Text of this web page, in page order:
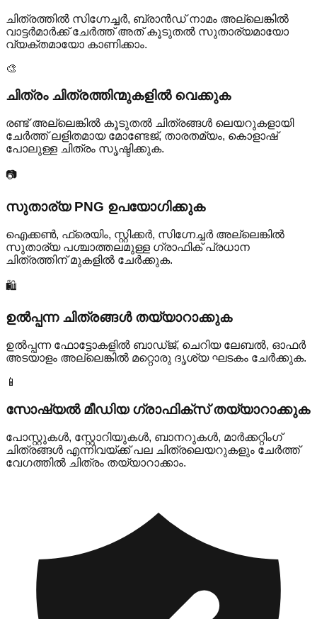
ചിത്രത്തിൽ സിഗ്നേച്ചർ, ബ്രാൻഡ് നാമം അല്ലെങ്കിൽ
വാട്ടർമാർക്ക് ചേർത്ത് അത് കൂടുതൽ സുതാര്യമായോ
വ്യക്തമായോ കാണിക്കാം.
🎨
ചിത്രം ചിത്രത്തിന്മുകളിൽ വെക്കുക
രണ്ട് അല്ലെങ്കിൽ കൂടുതൽ ചിത്രങ്ങൾ ലെയറുകളായി
ചേർത്ത് ലളിതമായ മോണ്ടേജ്, താരതമ്യം, കൊളാഷ്
പോലുള്ള ചിത്രം സൃഷ്ടിക്കുക.
📷
സുതാര്യ PNG ഉപയോഗിക്കുക
ഐക്കൺ, ഫ്രെയിം, സ്റ്റിക്കർ, സിഗ്നേച്ചർ അല്ലെങ്കിൽ
സുതാര്യ പശ്ചാത്തലമുള്ള ഗ്രാഫിക് പ്രധാന
ചിത്രത്തിന് മുകളിൽ ചേർക്കുക.
🛍️
ഉൽപ്പന്ന ചിത്രങ്ങൾ തയ്യാറാക്കുക
ഉൽപ്പന്ന ഫോട്ടോകളിൽ ബാഡ്ജ്, ചെറിയ ലേബൽ, ഓഫർ
അടയാളം അല്ലെങ്കിൽ മറ്റൊരു ദൃശ്യ ഘടകം ചേർക്കുക.
📱
സോഷ്യൽ മീഡിയ ഗ്രാഫിക്സ് തയ്യാറാക്കുക
പോസ്റ്റുകൾ, സ്റ്റോറിയുകൾ, ബാനറുകൾ, മാർക്കറ്റിംഗ്
ചിത്രങ്ങൾ എന്നിവയ്ക്ക് പല ചിത്രലെയറുകളും ചേർത്ത്
വേഗത്തിൽ ചിത്രം തയ്യാറാക്കാം.